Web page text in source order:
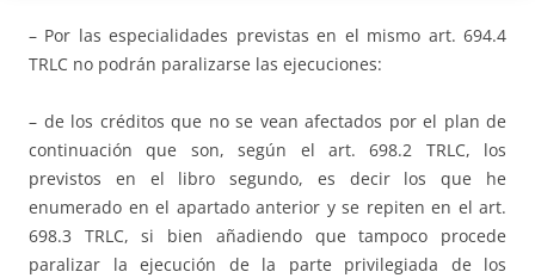
– Por las especialidades previstas en el mismo art. 694.4
TRLC no podrán paralizarse las ejecuciones:
– de los créditos que no se vean afectados por el plan de
continuación que son, según el art. 698.2 TRLC, los
previstos en el libro segundo, es decir los que he
enumerado en el apartado anterior y se repiten en el art.
698.3 TRLC, si bien añadiendo que tampoco procede
paralizar la ejecución de la parte privilegiada de los